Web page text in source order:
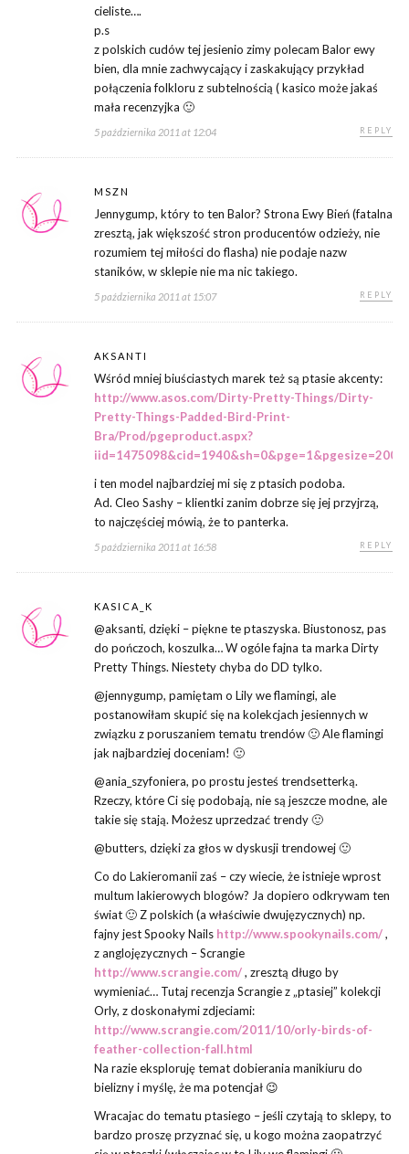
cieliste….
p.s
z polskich cudów tej jesienio zimy polecam Balor ewy
bien, dla mnie zachwycający i zaskakujący przykład
połączenia folkloru z subtelnością ( kasico może jakaś
mała recenzyjka 🙂
5 października 2011 at 12:04 REPLY
MSZN
Jennygump, który to ten Balor? Strona Ewy Bień (fatalna
zresztą, jak większość stron producentów odzieży, nie
rozumiem tej miłości do flasha) nie podaje nazw
staników, w sklepie nie ma nic takiego.
5 października 2011 at 15:07 REPLY
AKSANTI
Wśród mniej biuściastych marek też są ptasie akcenty:
http://www.asos.com/Dirty-Pretty-Things/Dirty-
Pretty-Things-Padded-Bird-Print-
Bra/Prod/pgeproduct.aspx?
i ten model najbardziej mi się z ptasich podoba.
Ad. Cleo Sashy – klientki zanim dobrze się jej przyjrzą,
to najczęściej mówią, że to panterka.
5 października 2011 at 16:58 REPLY
KASICA_K
@aksanti, dzięki – piękne te ptaszyska. Biustonosz, pas
do pończoch, koszulka… W ogóle fajna ta marka Dirty
Pretty Things. Niestety chyba do DD tylko.
@jennygump, pamiętam o Lily we flamingi, ale
postanowiłam skupić się na kolekcjach jesiennych w
związku z poruszaniem tematu trendów 🙂 Ale flamingi
jak najbardziej doceniam! 🙂
@ania_szyfoniera, po prostu jesteś trendsetterką.
Rzeczy, które Ci się podobają, nie są jeszcze modne, ale
takie się stają. Możesz uprzedzać trendy 🙂
@butters, dzięki za głos w dyskusji trendowej 🙂
Co do Lakieromanii zaś – czy wiecie, że istnieje wprost
multum lakierowych blogów? Ja dopiero odkrywam ten
świat 🙂 Z polskich (a właściwie dwujęzycznych) np.
fajny jest Spooky Nails http://www.spookynails.com/,
z anglojęzycznych – Scrangie
http://www.scrangie.com/, zresztą długo by
wymieniać… Tutaj recenzja Scrangie z „ptasiej” kolekcji
Orly, z doskonałymi zdjeciami:
http://www.scrangie.com/2011/10/orly-birds-of-
feather-collection-fall.html
Na razie eksploruję temat dobierania manikiuru do
bielizny i myślę, że ma potencjał 😉
Wracajac do tematu ptasiego – jeśli czytają to sklepy, to
bardzo proszę przyznać się, u kogo można zaopatrzyć